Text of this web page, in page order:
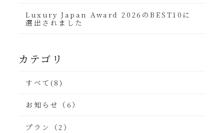
Luxury Japan Award 2026のBEST10に
選出されました
カテゴリ
すべて(8)
お知らせ（6）
プラン（2）